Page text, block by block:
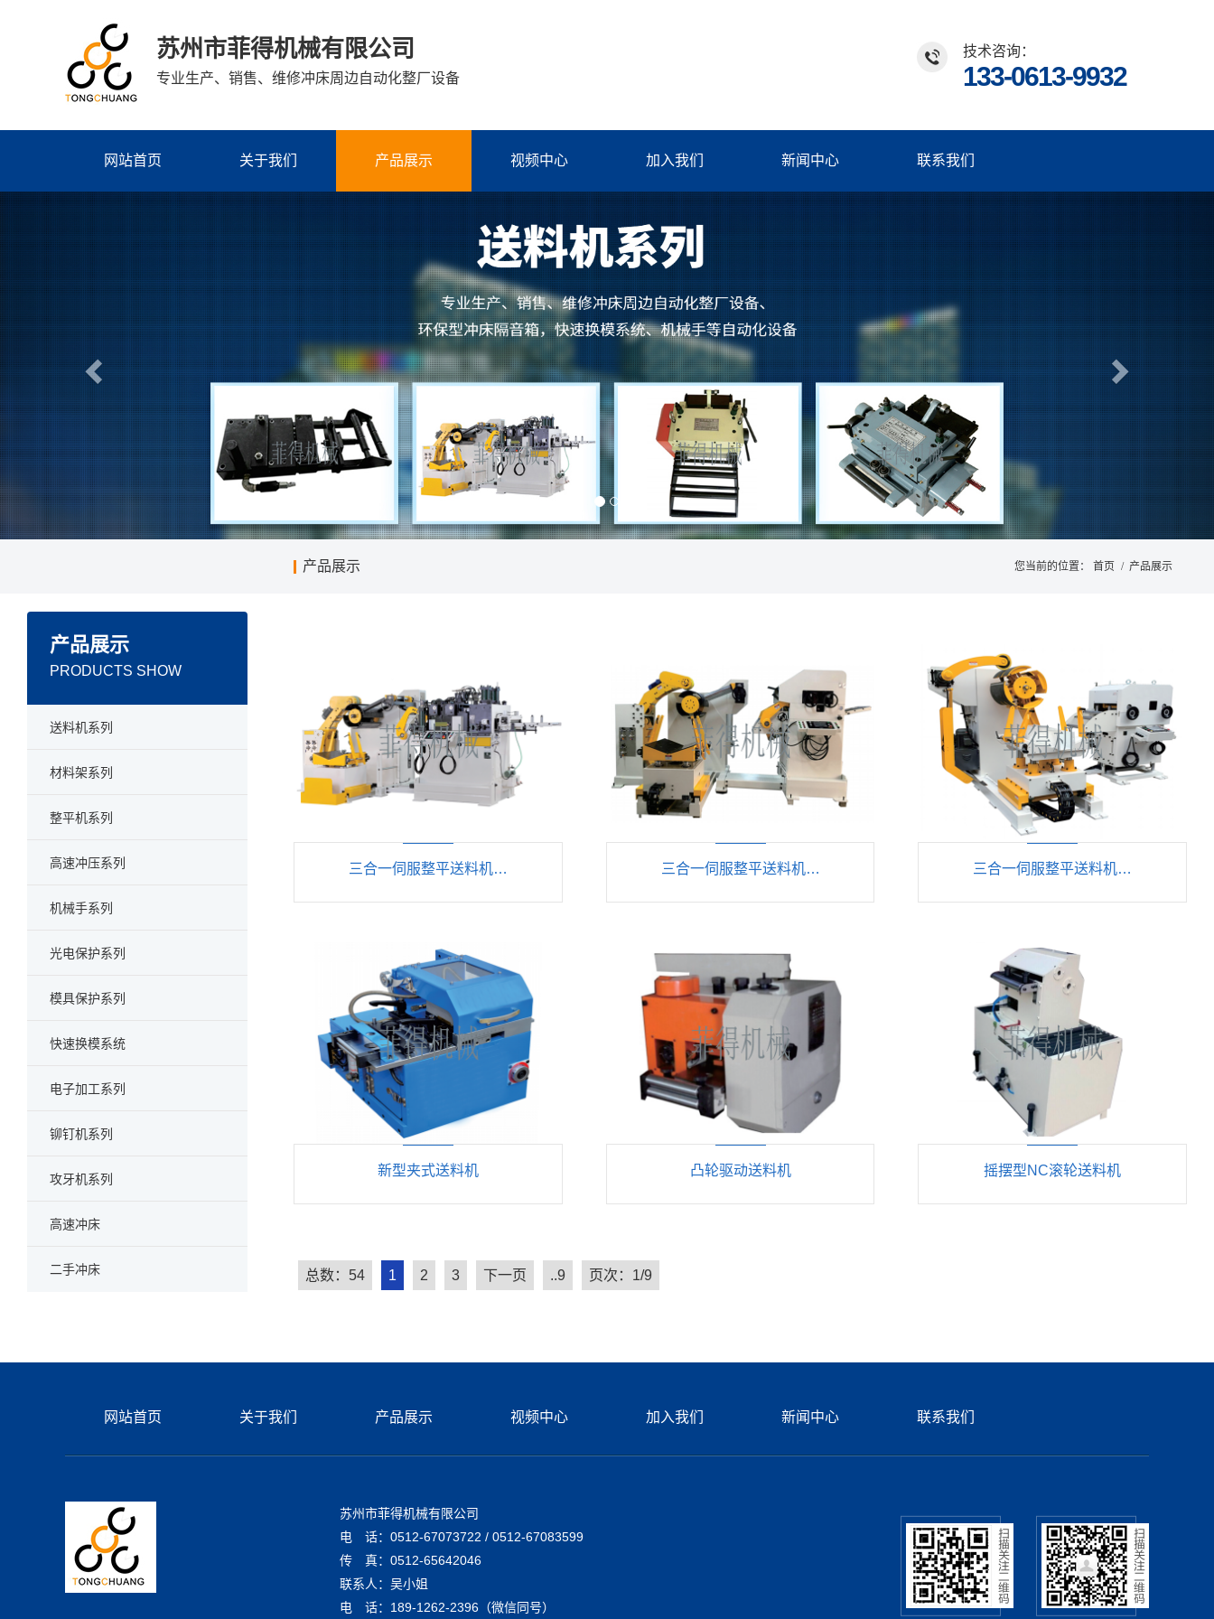
苏州市菲得机械有限公司
专业生产、销售、维修冲床周边自动化整厂设备
技术咨询：
133-0613-9932
网站首页 关于我们 产品展示 视频中心 加入我们 新闻中心 联系我们
产品展示
PRODUCTS SHOW
送料机系列
材料架系列
整平机系列
高速冲压系列
机械手系列
光电保护系列
模具保护系列
快速换模系统
电子加工系列
铆钉机系列
攻牙机系列
高速冲床
二手冲床
产品展示 您当前的位置： 首页 / 产品展示
三合一伺服整平送料机… 三合一伺服整平送料机… 三合一伺服整平送料机…
新型夹式送料机 凸轮驱动送料机 摇摆型NC滚轮送料机
总数：54 1 2 3 下一页 ..9 页次：1/9
网站首页 关于我们 产品展示 视频中心 加入我们 新闻中心 联系我们
苏州市菲得机械有限公司
电 话：0512-67073722 / 0512-67083599
传 真：0512-65642046
联系人：吴小姐
电 话：189-1262-2396（微信同号）